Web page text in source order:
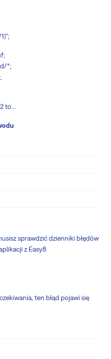
*;
to...
sprawdzić dzienniki błędów
z Easy8
ten błąd pojawi się